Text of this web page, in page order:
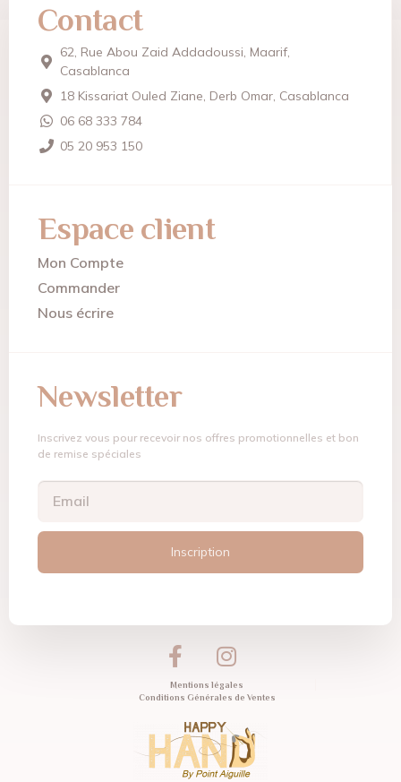
Contact
62, Rue Abou Zaid Addadoussi, Maarif,
Casablanca
18 Kissariat Ouled Ziane, Derb Omar, Casablanca
06 68 333 784
05 20 953 150
Espace client
Mon Compte
Commander
Nous écrire
Newsletter
Inscrivez vous pour recevoir nos offres promotionnelles et bon
de remise spéciales
Inscription
Mentions légales
Conditions Générales de Ventes